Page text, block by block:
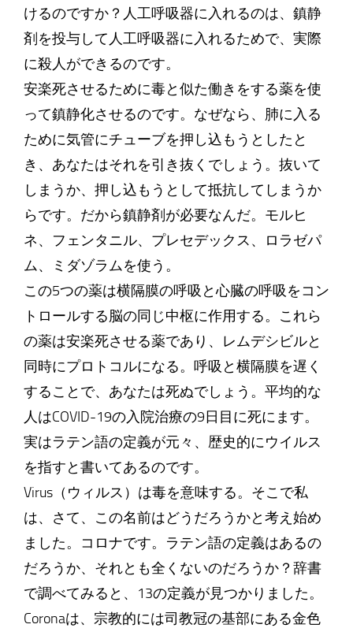
けるのですか？人工呼吸器に入れるのは、鎮静
剤を投与して人工呼吸器に入れるためで、実際
に殺人ができるのです。
安楽死させるために毒と似た働きをする薬を使
って鎮静化させるのです。なぜなら、肺に入る
ために気管にチューブを押し込もうとしたと
き、あなたはそれを引き抜くでしょう。抜いて
しまうか、押し込もうとして抵抗してしまうか
らです。だから鎮静剤が必要なんだ。モルヒ
ネ、フェンタニル、プレセデックス、ロラゼパ
ム、ミダゾラムを使う。
この5つの薬は横隔膜の呼吸と心臓の呼吸をコン
トロールする脳の同じ中枢に作用する。これら
の薬は安楽死させる薬であり、レムデシビルと
同時にプロトコルになる。呼吸と横隔膜を遅く
することで、あなたは死ぬでしょう。平均的な
人はCOVID-19の入院治療の9日目に死にます。
実はラテン語の定義が元々、歴史的にウイルス
を指すと書いてあるのです。
Virus（ウィルス）は毒を意味する。そこで私
は、さて、この名前はどうだろうかと考え始め
ました。コロナです。ラテン語の定義はあるの
だろうか、それとも全くないのだろうか？辞書
で調べてみると、13の定義が見つかりました。
Coronaは、宗教的には司教冠の基部にある金色